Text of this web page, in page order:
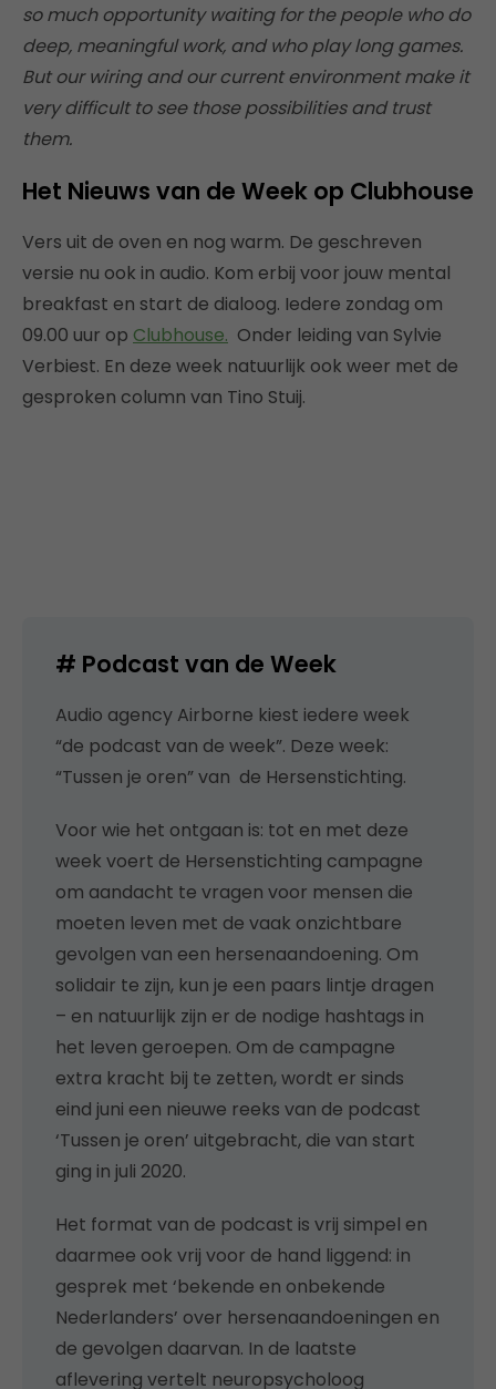
so much opportunity waiting for the people who do
deep, meaningful work, and who play long games.
But our wiring and our current environment make it
very difficult to see those possibilities and trust
them.
Het Nieuws van de Week op Clubhouse
Vers uit de oven en nog warm. De geschreven
versie nu ook in audio. Kom erbij voor jouw mental
breakfast en start de dialoog. Iedere zondag om
09.00 uur op Clubhouse. Onder leiding van Sylvie
Verbiest. En deze week natuurlijk ook weer met de
gesproken column van Tino Stuij.
# Podcast van de Week
Audio agency Airborne kiest iedere week
“de podcast van de week”. Deze week:
“Tussen je oren” van de Hersenstichting.
Voor wie het ontgaan is: tot en met deze
week voert de Hersenstichting campagne
om aandacht te vragen voor mensen die
moeten leven met de vaak onzichtbare
gevolgen van een hersenaandoening. Om
solidair te zijn, kun je een paars lintje dragen
– en natuurlijk zijn er de nodige hashtags in
het leven geroepen. Om de campagne
extra kracht bij te zetten, wordt er sinds
eind juni een nieuwe reeks van de podcast
‘Tussen je oren’ uitgebracht, die van start
ging in juli 2020.
Het format van de podcast is vrij simpel en
daarmee ook vrij voor de hand liggend: in
gesprek met ‘bekende en onbekende
Nederlanders’ over hersenaandoeningen en
de gevolgen daarvan. In de laatste
aflevering vertelt neuropsycholoog